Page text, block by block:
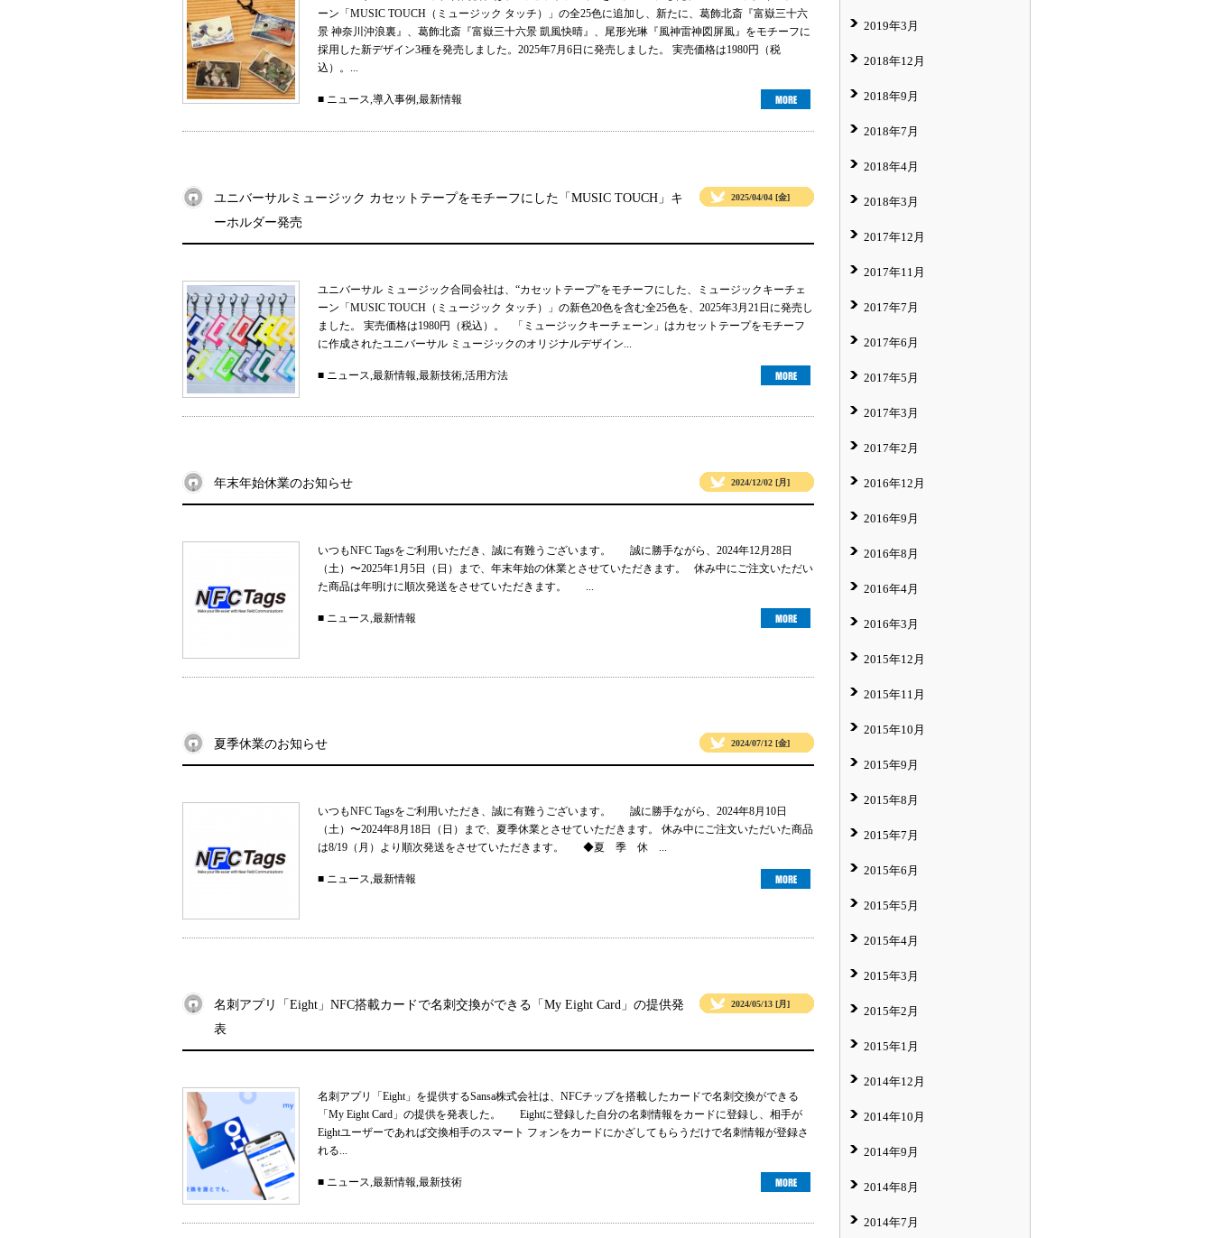
ーン「MUSIC TOUCH（ミュージック タッチ）」の全25色に追加し、新たに、葛飾北斎『富嶽三十六
景 神奈川沖浪裏』、葛飾北斎『富嶽三十六景 凱風快晴』、尾形光琳『風神雷神図屏風』をモチーフに
採用した新デザイン3種を発売しました。2025年7月6日に発売しました。 実売価格は1980円（税
込）。...
■ ニュース,導入事例,最新情報
ユニバーサルミュージック カセットテープをモチーフにした「MUSIC TOUCH」キ
ーホルダー発売
2025/04/04 [金]
ユニバーサル ミュージック合同会社は、“カセットテープ”をモチーフにした、ミュージックキーチェ
ーン「MUSIC TOUCH（ミュージック タッチ）」の新色20色を含む全25色を、2025年3月21日に発売し
ました。 実売価格は1980円（税込）。 「ミュージックキーチェーン」はカセットテープをモチーフ
に作成されたユニバーサル ミュージックのオリジナルデザイン...
■ ニュース,最新情報,最新技術,活用方法
年末年始休業のお知らせ 2024/12/02 [月]
いつもNFC Tagsをご利用いただき、誠に有難うございます。 誠に勝手ながら、2024年12月28日
（土）〜2025年1月5日（日）まで、年末年始の休業とさせていただきます。 休み中にご注文いただい
た商品は年明けに順次発送をさせていただきます。 ...
■ ニュース,最新情報
夏季休業のお知らせ 2024/07/12 [金]
いつもNFC Tagsをご利用いただき、誠に有難うございます。 誠に勝手ながら、2024年8月10日
（土）〜2024年8月18日（日）まで、夏季休業とさせていただきます。 休み中にご注文いただいた商品
は8/19（月）より順次発送をさせていただきます。 ◆夏 季 休 ...
■ ニュース,最新情報
名刺アプリ「Eight」NFC搭載カードで名刺交換ができる「My Eight Card」の提供発
表
2024/05/13 [月]
名刺アプリ「Eight」を提供するSansa株式会社は、NFCチップを搭載したカードで名刺交換ができる
「My Eight Card」の提供を発表した。 Eightに登録した自分の名刺情報をカードに登録し、相手が
Eightユーザーであれば交換相手のスマート フォンをカードにかざしてもらうだけで名刺情報が登録さ
れる...
■ ニュース,最新情報,最新技術
2019年3月
2018年12月
2018年9月
2018年7月
2018年4月
2018年3月
2017年12月
2017年11月
2017年7月
2017年6月
2017年5月
2017年3月
2017年2月
2016年12月
2016年9月
2016年8月
2016年4月
2016年3月
2015年12月
2015年11月
2015年10月
2015年9月
2015年8月
2015年7月
2015年6月
2015年5月
2015年4月
2015年3月
2015年2月
2015年1月
2014年12月
2014年10月
2014年9月
2014年8月
2014年7月